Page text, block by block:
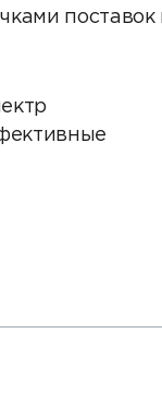
поставок